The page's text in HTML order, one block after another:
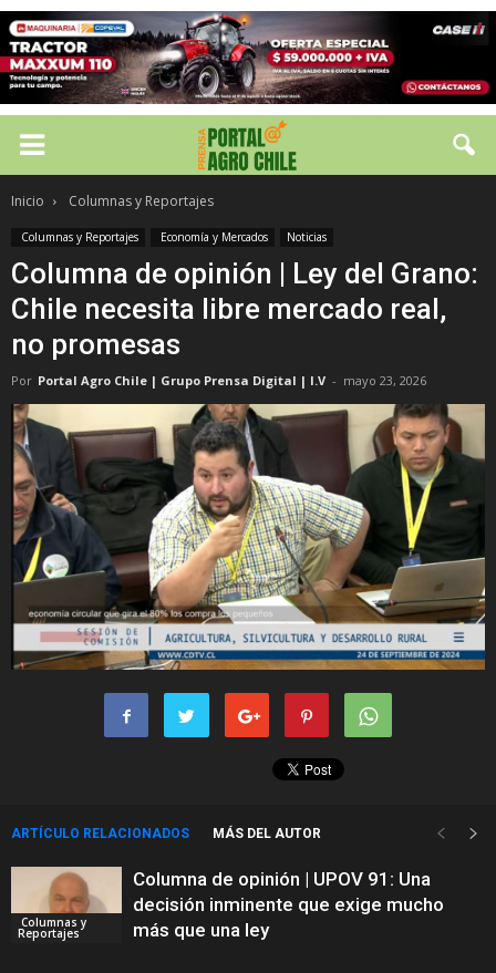
Inicio Columnas y Reportajes
Columnas y Reportajes Economía y Mercados Noticias
Columna de opinión | Ley del Grano:
Chile necesita libre mercado real,
no promesas
Por Portal Agro Chile | Grupo Prensa Digital | I.V - mayo 23, 2026
ARTÍCULO RELACIONADOS MÁS DEL AUTOR
Columnas y
Reportajes
Columna de opinión | UPOV 91: Una
decisión inminente que exige mucho
más que una ley